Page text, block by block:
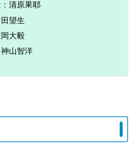
清原果耶
望生
大毅
山智洋